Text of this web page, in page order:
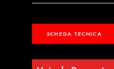
SCHEDA TECNICA